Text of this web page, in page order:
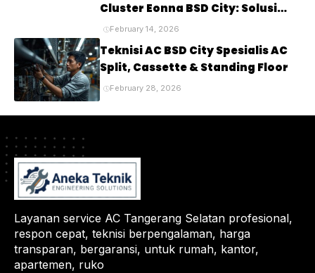
Cluster Eonna BSD City: Solusi
Tepat untuk Kenyamanan Rumah
Anda
February 14, 2026
Teknisi AC BSD City Spesialis AC
Split, Cassette & Standing Floor
February 28, 2026
Layanan service AC Tangerang Selatan profesional,
respon cepat, teknisi berpengalaman, harga
transparan, bergaransi, untuk rumah, kantor,
apartemen, ruko